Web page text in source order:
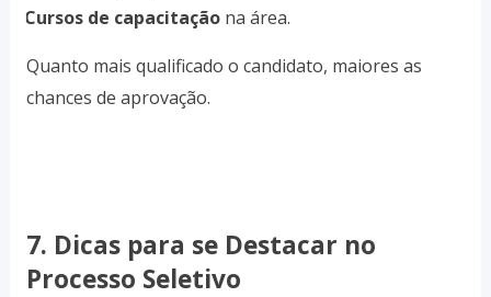
Cursos de capacitaçãona área.
Quanto mais qualificado o candidato, maiores as
chances de aprovação.
7. Dicas para se Destacar no
Processo Seletivo